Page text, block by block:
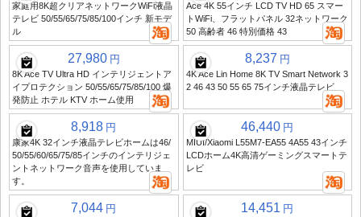
家庭用8K超クリアネットワークWiFi液晶
テレビ 50/55/65/75/85/100インチ 新モデ
ル
Ace 4K 55インチ LCD TV HD 65 スマー
トWiFi、フラットパネル 32ネットワーク
50 高齢者 46 特別価格 43
27,980 円
8K Ace TV Ultra HD インテリジェントア
イプロテクション 50/55/65/75/85/100 爆
発防止 ホテル KTV ホーム使用
8,237 円
4K Ace Lin Home 8K TV Smart Network 3
2 46 43 50 55 65 75インチ液晶テレビ
8,918 円
康家4K 32インチ液晶テレビホームは46/
50/55/60/65/75/85インチのインテリジェ
ントネットワーク音声を使用していま
す。
46,440 円
MIUI/Xiaomi L55M7-EA55 4A55 43インチ
LCDホーム4K高清ゲーミングスマートテ
レビ
7,044 円 14,451 円